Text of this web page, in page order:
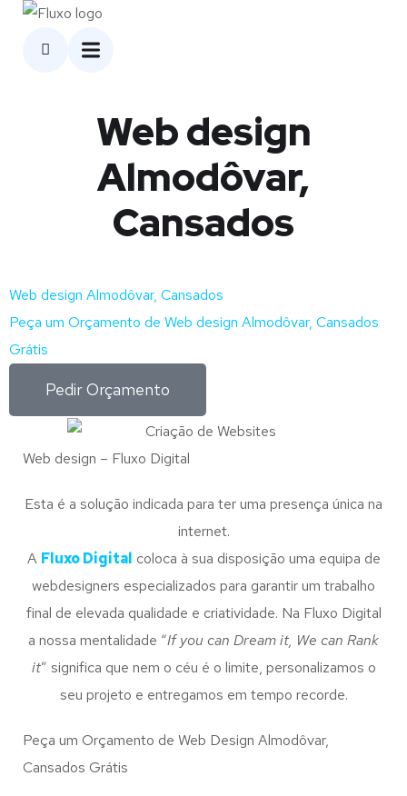
Web design
Almodôvar,
Cansados
Web design Almodôvar, Cansados
Peça um Orçamento de Web design Almodôvar, Cansados
Grátis
Pedir Orçamento
Web design – Fluxo Digital
Esta é a solução indicada para ter uma presença única na
internet.
A Fluxo Digital coloca à sua disposição uma equipa de
webdesigners especializados para garantir um trabalho
final de elevada qualidade e criatividade. Na Fluxo Digital
a nossa mentalidade “If you can Dream it, We can Rank
it” significa que nem o céu é o limite, personalizamos o
seu projeto e entregamos em tempo recorde.
Peça um Orçamento de Web Design Almodôvar,
Cansados Grátis